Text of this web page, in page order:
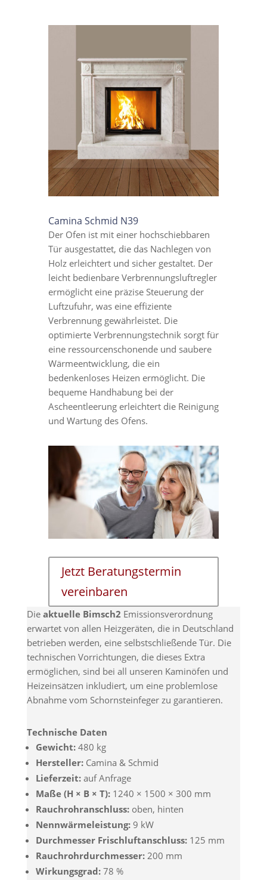
Camina Schmid N39
Der Ofen ist mit einer hochschiebbaren
Tür ausgestattet, die das Nachlegen von
Holz erleichtert und sicher gestaltet. Der
leicht bedienbare Verbrennungsluftregler
ermöglicht eine präzise Steuerung der
Luftzufuhr, was eine effiziente
Verbrennung gewährleistet. Die
optimierte Verbrennungstechnik sorgt für
eine ressourcenschonende und saubere
Wärmeentwicklung, die ein
bedenkenloses Heizen ermöglicht. Die
bequeme Handhabung bei der
Ascheentleerung erleichtert die Reinigung
und Wartung des Ofens.
Jetzt Beratungstermin
vereinbaren
Die aktuelle Bimsch2 Emissionsverordnung
erwartet von allen Heizgeräten, die in Deutschland
betrieben werden, eine selbstschließende Tür. Die
technischen Vorrichtungen, die dieses Extra
ermöglichen, sind bei all unseren Kaminöfen und
Heizeinsätzen inkludiert, um eine problemlose
Abnahme vom Schornsteinfeger zu garantieren.
Technische Daten
Gewicht:480 kg
Hersteller:Camina & Schmid
Lieferzeit:auf Anfrage
Maße (H × B × T):1240 × 1500 × 300 mm
Rauchrohranschluss:oben, hinten
Nennwärmeleistung:9 kW
Durchmesser Frischluftanschluss:125 mm
Rauchrohrdurchmesser:200 mm
Wirkungsgrad:78 %